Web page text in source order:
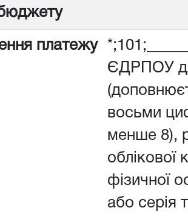
платежу
ЄДРПОУ
восьми
менше 8),
облікової
фізичної
або серія